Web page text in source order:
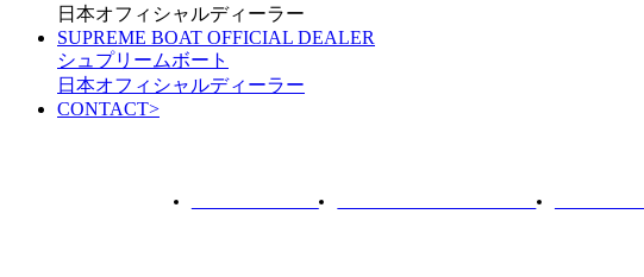
日本オフィシャルディーラー
SUPREME BOAT OFFICIAL DEALER
シュプリームボート
日本オフィシャルディーラー
CONTACT>